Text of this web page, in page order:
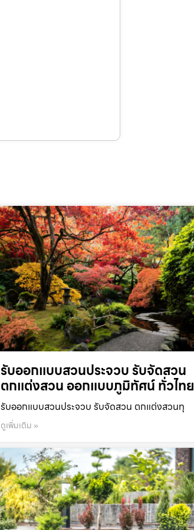
รับออกแบบสวนประจวบ รับจัดสวน
ตกแต่งสวน ออกแบบภูมิทัศน์ ทั่วไทย
รับออกแบบสวนประจวบ รับจัดสวน ตกแต่งสวนทุ
ดูเพิ่มเติม »